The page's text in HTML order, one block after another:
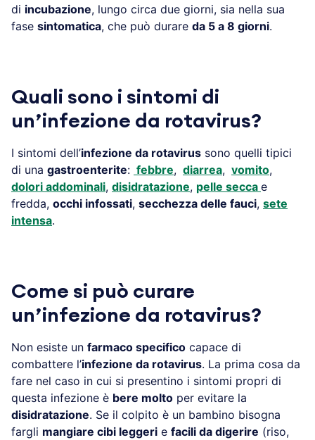
di incubazione, lungo circa due giorni, sia nella sua
fase sintomatica, che può durare da 5 a 8 giorni.
Quali sono i sintomi di
un’infezione da rotavirus?
I sintomi dell’infezione da rotavirus sono quelli tipici
di una gastroenterite: febbre, diarrea, vomito,
dolori addominali, disidratazione, pelle secca e
fredda, occhi infossati, secchezza delle fauci, sete
intensa.
Come si può curare
un’infezione da rotavirus?
Non esiste un farmaco specifico capace di
combattere l’infezione da rotavirus. La prima cosa da
fare nel caso in cui si presentino i sintomi propri di
questa infezione è bere molto per evitare la
disidratazione. Se il colpito è un bambino bisogna
fargli mangiare cibi leggeri e facili da digerire (riso,